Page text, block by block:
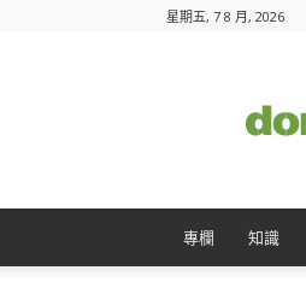
星期五, 7 8 月, 2026
專欄 知識